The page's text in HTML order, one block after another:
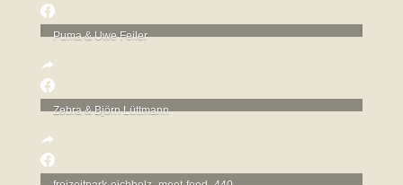
Puma & Uwe Feiler
Zebra & Björn Lüttmann